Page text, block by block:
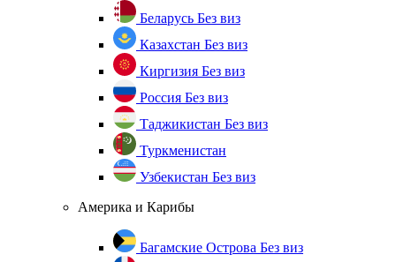
Беларусь Без виз
Казахстан Без виз
Киргизия Без виз
Россия Без виз
Таджикистан Без виз
Туркменистан
Узбекистан Без виз
Америка и Карибы
Багамские Острова Без виз